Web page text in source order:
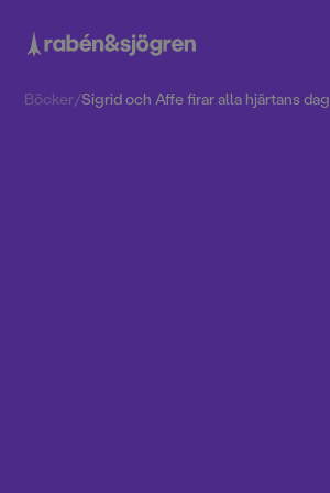
Böcker/Sigrid och Affe firar alla hjärtans dag